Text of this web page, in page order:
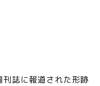
誌に報道された形跡